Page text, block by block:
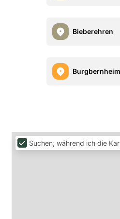
Bieberehren
Burgbernheim
Suchen, während ich die